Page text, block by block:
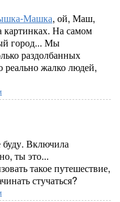
Машка, ой, Маш,
На самом
город... Мы
раздолбанных
жалко людей,
буду. Включила
ты это...
такое путешествие,
стучаться?